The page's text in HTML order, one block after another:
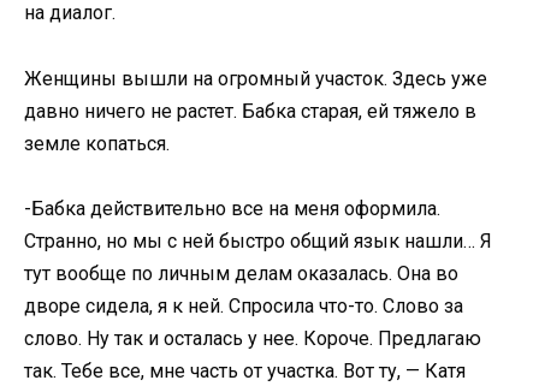
на диалог.
Женщины вышли на огромный участок. Здесь уже
давно ничего не растет. Бабка старая, ей тяжело в
земле копаться.
-Бабка действительно все на меня оформила.
Странно, но мы с ней быстро общий язык нашли… Я
тут вообще по личным делам оказалась. Она во
дворе сидела, я к ней. Спросила что-то. Слово за
слово. Ну так и осталась у нее. Короче. Предлагаю
так. Тебе все, мне часть от участка. Вот ту, — Катя